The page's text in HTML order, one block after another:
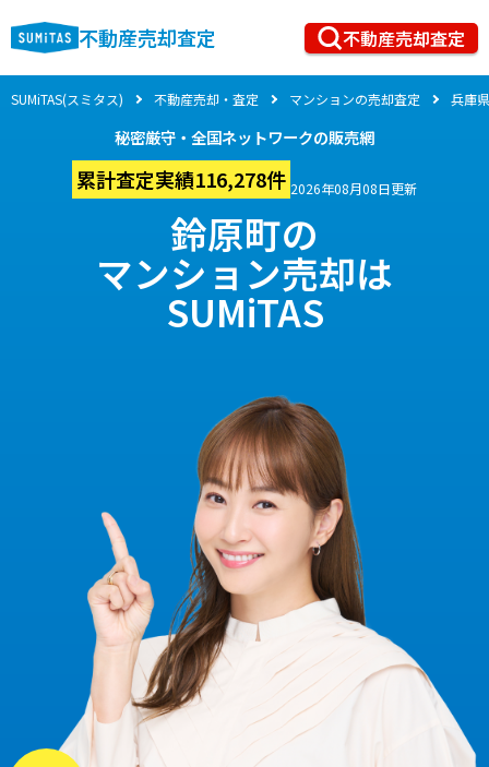
不動産売却査定 不動産売却査定
SUMiTAS(スミタス) 不動産売却・査定 マンションの売却査定 兵庫県
秘密厳守・全国ネットワークの販売網
累計査定実績116,278件 2026年08月08日更新
鈴原町の
マンション売却は
SUMiTAS